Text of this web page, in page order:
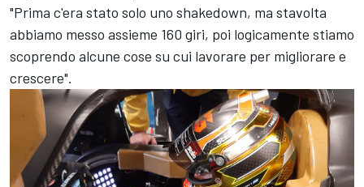
"Prima c'era stato solo uno shakedown, ma stavolta
abbiamo messo assieme 160 giri, poi logicamente stiamo
scoprendo alcune cose su cui lavorare per migliorare e
crescere".